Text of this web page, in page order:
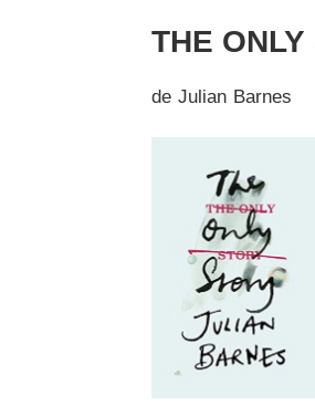
THE ONLY
de Julian Barnes